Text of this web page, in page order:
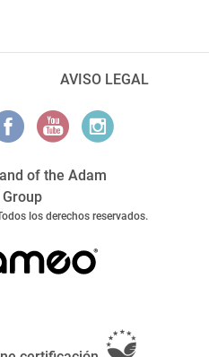
AVISO LEGAL
of the Adam
los derechos reservados.